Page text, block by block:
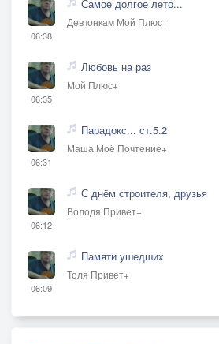
06:38
Самое долгое лето...
Девчонкам Мой Плюс+
06:35
Любовь на раз
Мой Плюс+
06:31
Парадокс... ст.5.2
Маша Моё Почтение+
06:12
С днём строителя, друзья
Володя Привет+
06:09
Памяти ушедших
Толя Привет+